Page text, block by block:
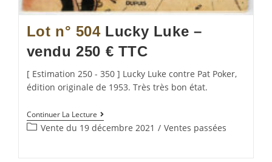
Lot n° 504Lucky Luke –
vendu 250 € TTC
[ Estimation 250 - 350 ] Lucky Luke contre Pat Poker,
édition originale de 1953. Très très bon état.
Continuer La Lecture
Vente du 19 décembre 2021 / Ventes passées